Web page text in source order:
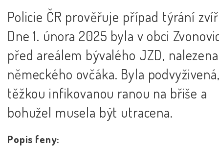
Policie ČR prověřuje případ týrání
Dne 1. února 2025 byla v obci
před areálem bývalého JZD,
německého ovčáka. Byla
těžkou infikovanou ranou na břiše a
bohužel musela být utracena.
Popis feny: